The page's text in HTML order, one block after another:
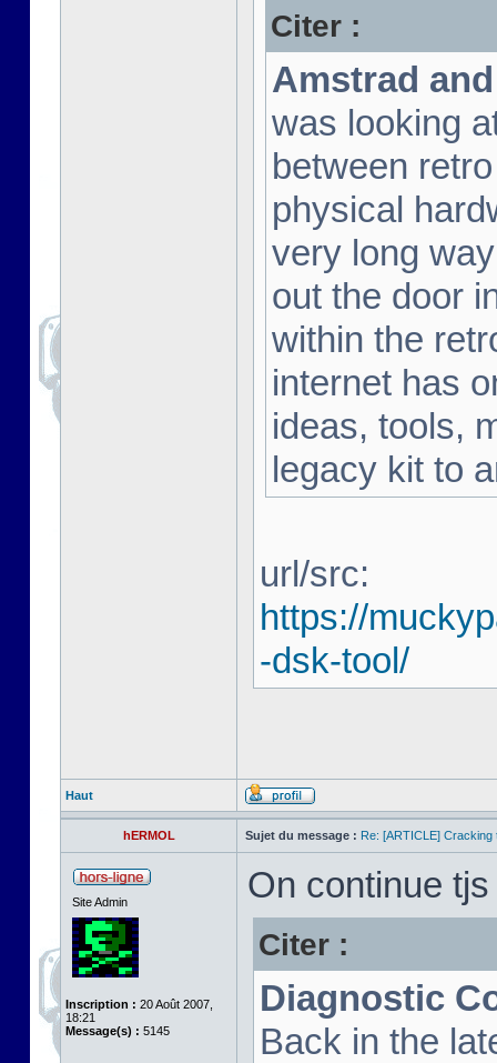
Citer :
Amstrad
was looking
between
physical
very long
out the door
within the
internet has
ideas, tools,
legacy kit to
url/src:
https://
-dsk-tool/
Haut
hERMOL Sujet du message : Re: [ARTICLE] Cracking
Site Admin
Inscription : 20 Août 2007,
18:21
Message(s) : 5145
On continue
Citer :
Diagnostic
Back in the